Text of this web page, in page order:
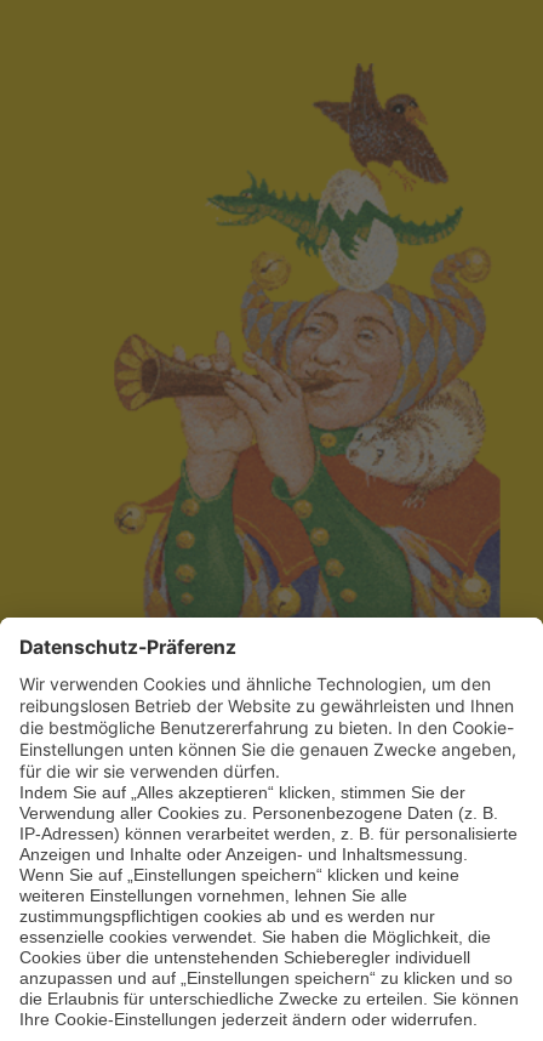
Historische Weihnacht –
Weihnachtsmarkt in Berlin
Friedrichshain
In Berlin Friedrichshain könnt ihr zum 10. Mal den
Weihnachtsmarkt in historischem Gewand erblicken.
Fackeln, Feuerstellen und zahlreiche Stände tauchen
die Kulisse in ein mittelalterliches Licht - der vielleicht
schönste Weihnachtsmarkt in Berlin
Vonadmin | November 5th, 2019 | Weihnachtsmarkt,zuzueglich VVK-
Gebühr | 0 Kommentare